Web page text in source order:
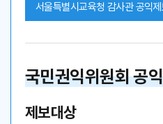
서울특별시교육청 감사관 공익제
국민권익위원회 공
제보대상